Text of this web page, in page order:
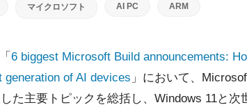
マイクロソフト AI PC ARM
6 biggest Microsoft Build announcements:
generation of AI devices 」において、
した主要トピックを総括し、Windows 11と次